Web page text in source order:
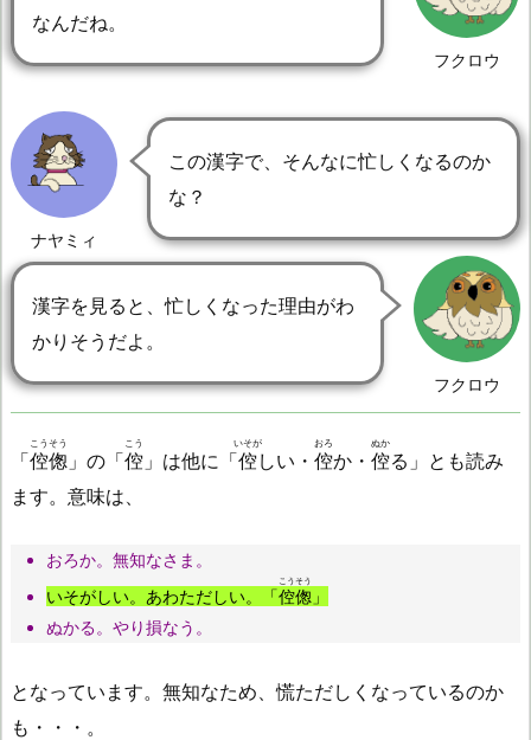
フクロウ
なんだね。
ナヤミィ
この漢字で、そんなに忙しくなるのか
な？
フクロウ
漢字を見ると、忙しくなった理由がわ
かりそうだよ。
「倥偬
こうそう
」の「倥
こう
」は他に「倥
いそが
しい・ 倥
おろ
か・ 倥
ぬか
る」とも読み
ます。意味は、
おろか。無知なさま。
いそがしい。あわただしい。「倥偬
こうそう
」
ぬかる。やり損なう。
となっています。無知なため、慌ただしくなっているのか
も・・・。